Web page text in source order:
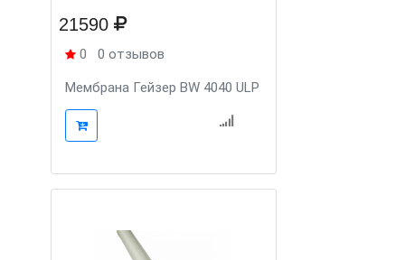
21590
0 0 отзывов
Мембрана Гейзер BW 4040 ULP